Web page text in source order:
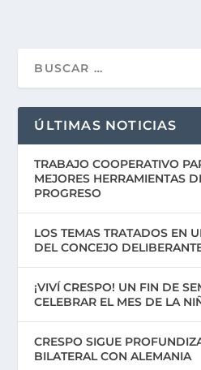
ÚLTIMAS NOTICIAS
TRABAJO COOPERATIVO
MEJORES HERRAMIENTAS
PROGRESO
LOS TEMAS TRATADOS EN
DEL CONCEJO
¡VIVÍ CRESPO! UN FIN DE
CELEBRAR EL MES DE LA
CRESPO SIGUE
BILATERAL CON ALEMANIA